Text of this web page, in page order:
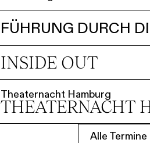
FÜHRUNG DURCH
INSIDE OUT
Theaternacht Hamburg
THEATER­NACHT
Alle